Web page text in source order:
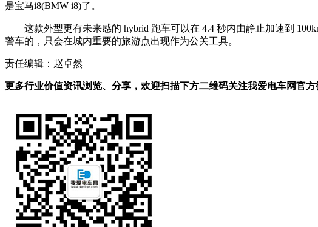
是宝马i8(BMW i8)了。
这款外型更有未来感的 hybrid 跑车可以在 4.4 秒内由静止加速到
警车的，只会在城内重要的旅游点出现作为公关工具。
责任编辑：赵卓然
更多行业价值资讯浏览、分享，欢迎扫描下方二维码关注我爱电车网官方